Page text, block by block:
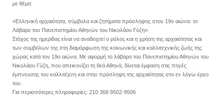
με θέμα:
«Ελληνική αρχαιότητα, σύμβολα και ζητήματα πρόσληψης στον 19ο αιώνα: το
Λάβαρο του Πανεπιστημίου Αθηνών του Νικολάου Γύζη».
Στόχος της ημερίδας είναι να αναδειχτεί ο ρόλος και η χρήση της αρχαιότητας και
των συμβόλων της στη διαμόρφωση της κοινωνικής και καλλιτεχνικής ζωής της
χώρας κατά τον 19ο αιώνα. Με αφορμή το λάβαρο του Πανεπιστημίου Αθηνών του
Νικολάου Γύζη, που απεικονίζει τη θεά Αθηνά, δίνεται έμφαση στις πηγές
έμπνευσης του καλλιτέχνη και στην πρόσληψη της αρχαιότητας στο εν λόγω έργο
του.
Για περισσότερες πληροφορίες: 210 368 9502-9506